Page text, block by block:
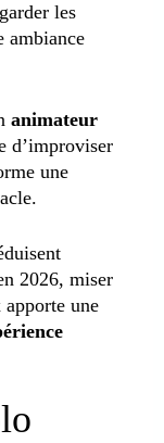
les
ambiance
animateur
d’improviser
une
2026, miser
une